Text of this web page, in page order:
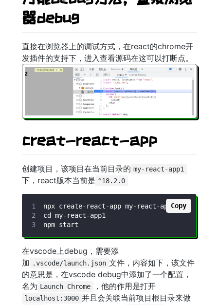
器debug
直接在浏览器上的调试方式，在react的chrome开
发插件的支持下，进入查看源码在这可以打断点。
creat-react-app
创建项目，该项目在当前目录的 my-react-app1
下，react版本当前是 ^18.2.0
npx create-react-app my-react-app1
Copy
在vscode上debug，需要添
加 .vscode/launch.json 文件，内容如下，该文件
的意思是，在vscode debug中添加了一个配置，
名为 Launch Chrome ，他的作用是打开
localhost:3000 并且会关联当前项目根目录来做